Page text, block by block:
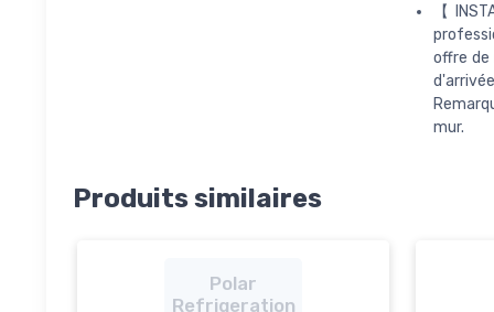
【
offre de
mur.
Produits similaires
Polar
Refrigeration